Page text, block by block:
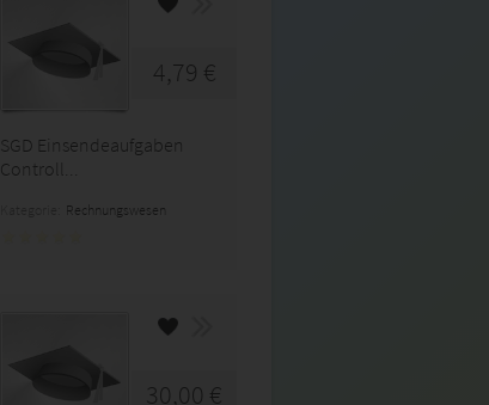
4,79 €
SGD Einsendeaufgaben
Controll...
Rechnungswesen
30,00 €